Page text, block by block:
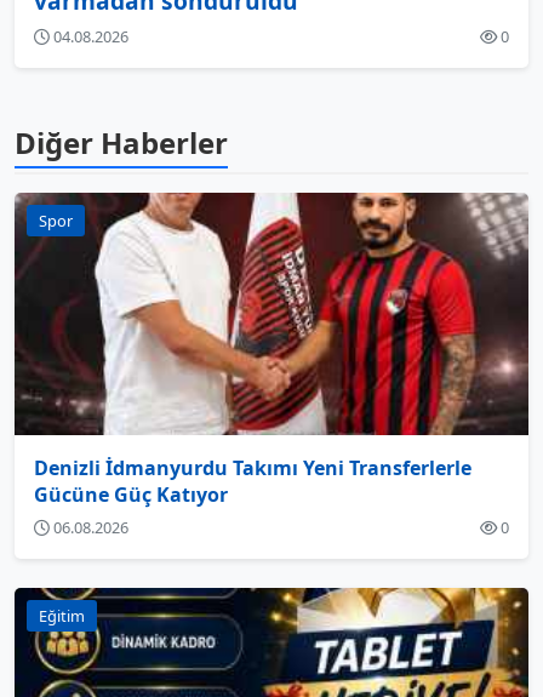
04.08.2026 0
Diğer Haberler
Spor
Denizli İdmanyurdu Takımı Yeni Transferlerle
Gücüne Güç Katıyor
06.08.2026 0
Eğitim